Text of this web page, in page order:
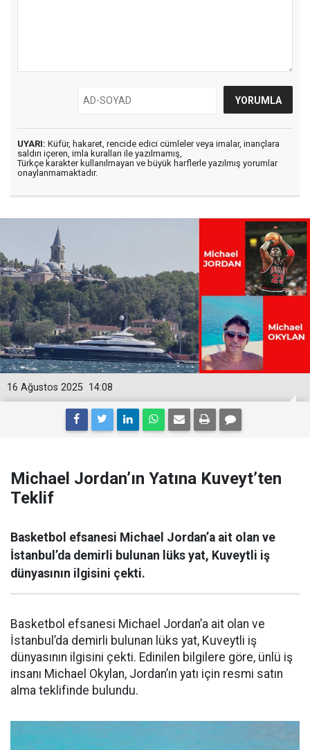
UYARI: Küfür, hakaret, rencide edici cümleler veya imalar, inançlara
saldırı içeren, imla kuralları ile yazılmamış,
Türkçe karakter kullanılmayan ve büyük harflerle yazılmış yorumlar
onaylanmamaktadır.
14:08
16 Ağustos 2025
Michael Jordan’ın Yatına Kuveyt’ten
Teklif
Basketbol efsanesi Michael Jordan’a ait olan ve
İstanbul’da demirli bulunan lüks yat, Kuveytli iş
dünyasının ilgisini çekti.
Basketbol efsanesi Michael Jordan’a ait olan ve
İstanbul’da demirli bulunan lüks yat, Kuveytli iş
dünyasının ilgisini çekti. Edinilen bilgilere göre, ünlü iş
insanı Michael Okylan, Jordan’ın yatı için resmi satın
alma teklifinde bulundu.